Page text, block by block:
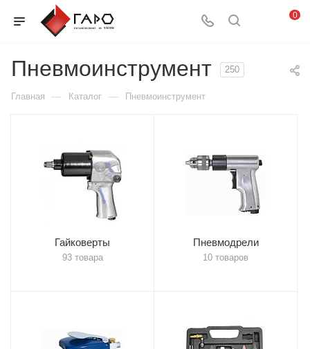
0
Пневмоинструмент 250
Главная — Каталог — Пневмоинструмент
Гайковерты
93 товара
Пневмодрели
10 товаров